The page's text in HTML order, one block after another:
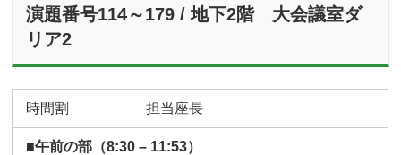
演題番号114～179 / 地下2階 大会議室ダ
リア2
時間割 担当座長
■午前の部（8:30 – 11:53）